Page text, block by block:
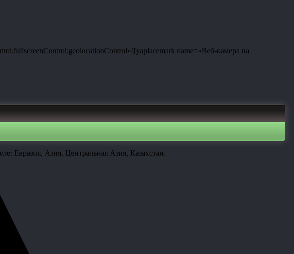
name=»Веб-камера на
Евразия, Азия, Центральная Азия, Казахстан.